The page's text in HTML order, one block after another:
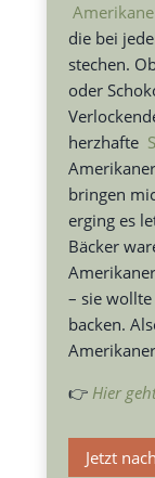
die bei
stechen.
oder
herzhafte
bringen
erging es
Bäcker
– sie
backen.
👉 Hier
Jetzt